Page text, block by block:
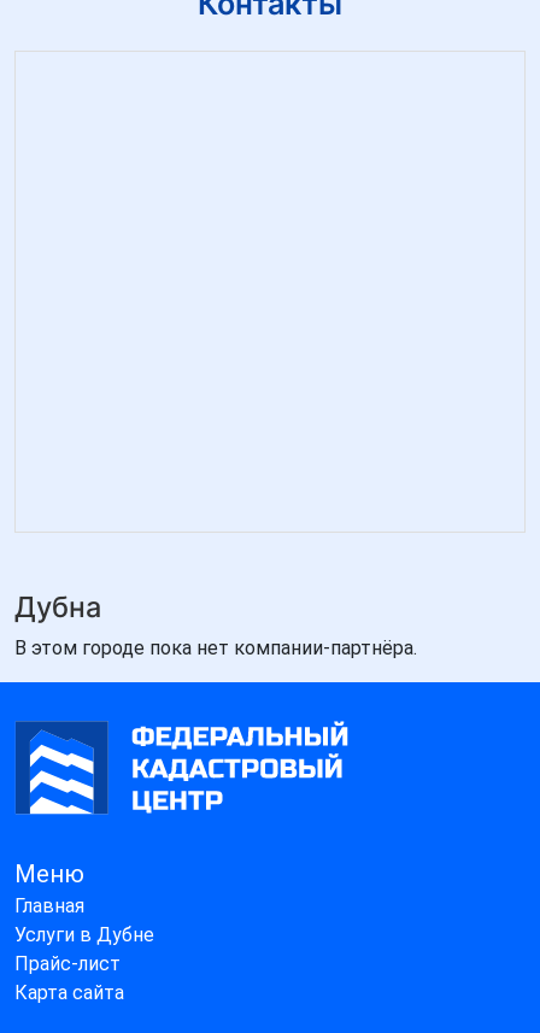
Дубна
В этом городе пока нет компании-партнёра.
Меню
Главная
Услуги в Дубне
Прайс-лист
Карта сайта